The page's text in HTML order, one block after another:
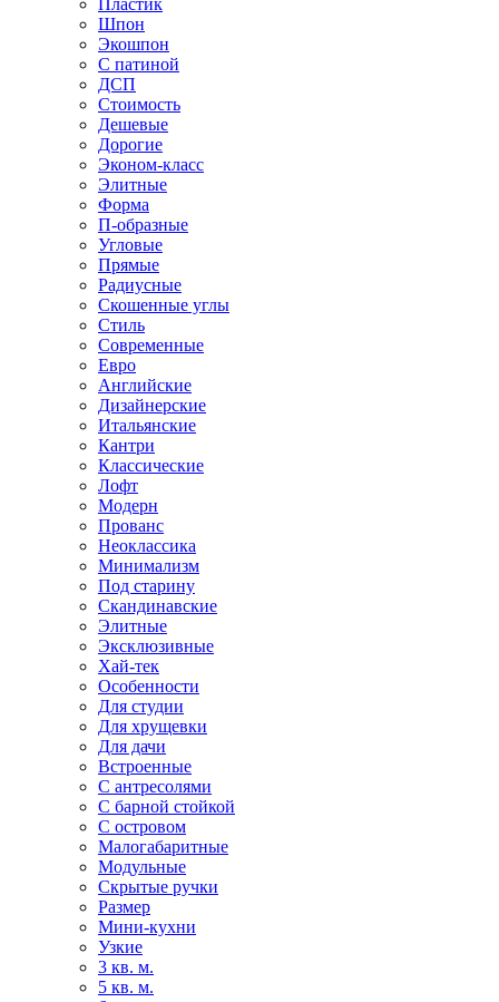
Пластик
Шпон
Экошпон
С патиной
ДСП
Стоимость
Дешевые
Дорогие
Эконом-класс
Элитные
Форма
П-образные
Угловые
Прямые
Радиусные
Скошенные углы
Стиль
Современные
Евро
Английские
Дизайнерские
Итальянские
Кантри
Классические
Лофт
Модерн
Прованс
Неоклассика
Минимализм
Под старину
Скандинавские
Элитные
Эксклюзивные
Хай-тек
Особенности
Для студии
Для хрущевки
Для дачи
Встроенные
С антресолями
С барной стойкой
С островом
Малогабаритные
Модульные
Скрытые ручки
Размер
Мини-кухни
Узкие
3 кв. м.
5 кв. м.